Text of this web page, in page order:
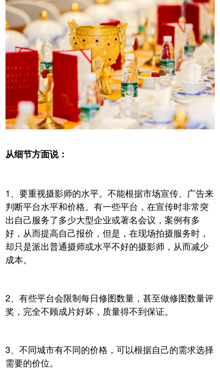
从细节方面说：
1、要重视摄影师的水平。不能根据市场宣传、广告来
判断平台水平和价格。有一些平台，在宣传时非常突
出自己服务了多少大型企业或著名会议，案例有多
好，从而提高自己报价，但是，在现场拍摄服务时，
却只是派出普通摄师或水平不好的摄影师，从而减少
成本。
2、有些平台会限制每日修图数量，甚至做修图数量评
奖，完全不顾成片好坏，质量得不到保证。
3、不同城市有不同的价格，可以根据自己的需求选择
需要的价位。